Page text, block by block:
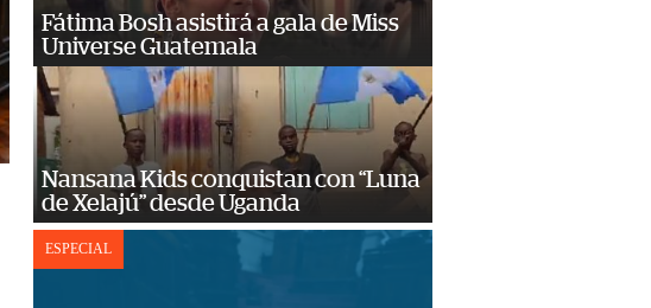
Fátima Bosh asistirá a gala de Miss
Universe Guatemala
Nansana Kids conquistan con “Luna
de Xelajú” desde Uganda
ESPECIAL